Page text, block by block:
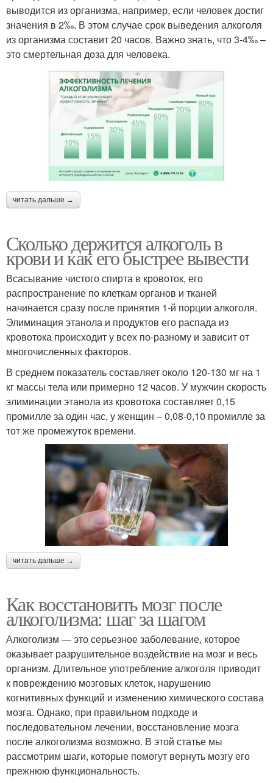
выводится из организма, например, если человек достиг
значения в 2‰. В этом случае срок выведения алкоголя
из организма составит 20 часов. Важно знать, что 3-4‰ –
это смертельная доза для человека.
читать дальше →
Сколько держится алкоголь в
крови и как его быстрее вывести
Всасывание чистого спирта в кровоток, его
распространение по клеткам органов и тканей
начинается сразу после принятия 1-й порции алкоголя.
Элиминация этанола и продуктов его распада из
кровотока происходит у всех по-разному и зависит от
многочисленных факторов.
В среднем показатель составляет около 120-130 мг на 1
кг массы тела или примерно 12 часов. У мужчин скорость
элиминации этанола из кровотока составляет 0,15
промилле за один час, у женщин – 0,08-0,10 промилле за
тот же промежуток времени.
читать дальше →
Как восстановить мозг после
алкоголизма: шаг за шагом
Алкоголизм — это серьезное заболевание, которое
оказывает разрушительное воздействие на мозг и весь
организм. Длительное употребление алкоголя приводит
к повреждению мозговых клеток, нарушению
когнитивных функций и изменению химического состава
мозга. Однако, при правильном подходе и
последовательном лечении, восстановление мозга
после алкоголизма возможно. В этой статье мы
рассмотрим шаги, которые помогут вернуть мозгу его
прежнюю функциональность.